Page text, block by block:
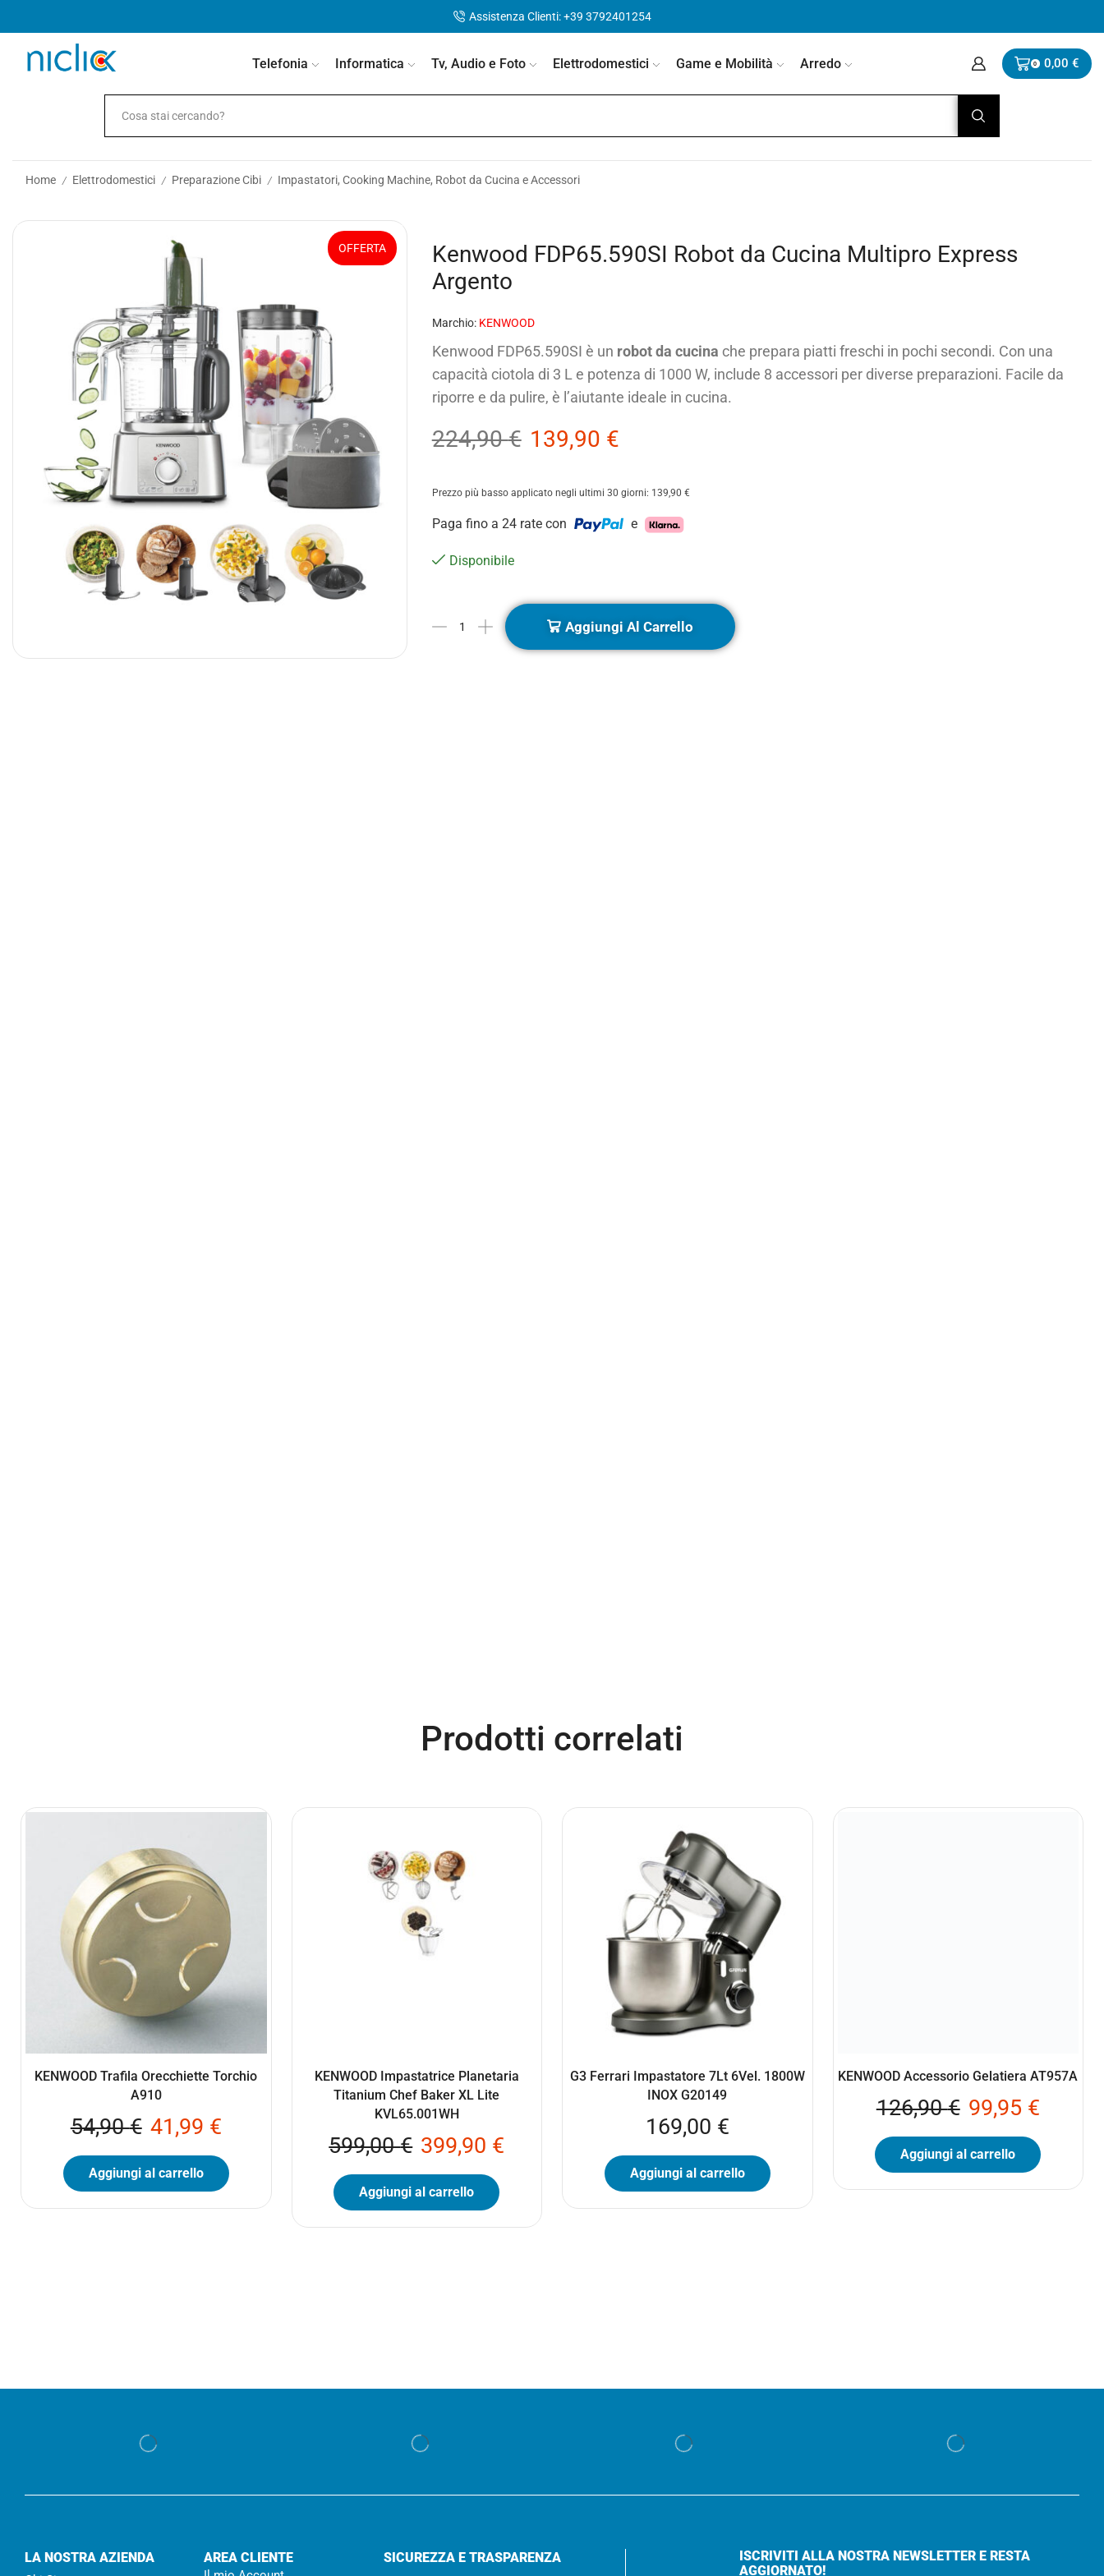
Assistenza Clienti: +39 3792401254
Telefonia Informatica Tv, Audio e Foto Elettrodomestici Game e Mobilità Arredo 0 0,00 €
Home / Elettrodomestici / Preparazione Cibi / Impastatori, Cooking Machine, Robot da Cucina e Accessori
OFFERTA
Kenwood FDP65.590SI Robot da Cucina Multipro Express
Argento
Marchio: KENWOOD
Kenwood FDP65.590SI è un robot da cucina che prepara piatti freschi in pochi secondi. Con una
capacità ciotola di 3 L e potenza di 1000 W, include 8 accessori per diverse preparazioni. Facile da
riporre e da pulire, è l’aiutante ideale in cucina.
224,90€ 139,90 €
Prezzo più basso applicato negli ultimi 30 giorni: 139,90 €
Paga fino a 24 rate con e
Disponibile
Aggiungi Al Carrello
Prodotti correlati
KENWOOD Trafila Orecchiette Torchio
A910
54,90€ 41,99 €
Aggiungi al carrello
KENWOOD Impastatrice Planetaria
Titanium Chef Baker XL Lite
KVL65.001WH
599,00€ 399,90 €
Aggiungi al carrello
G3 Ferrari Impastatore 7Lt 6Vel. 1800W
INOX G20149
169,00 €
Aggiungi al carrello
KENWOOD Accessorio Gelatiera AT957A
126,90€ 99,95 €
Aggiungi al carrello
LA NOSTRA AZIENDA AREA CLIENTE SICUREZZA E TRASPARENZA
ISCRIVITI ALLA NOSTRA NEWSLETTER E RESTA
AGGIORNATO!